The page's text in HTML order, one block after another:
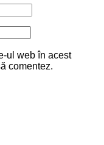
ul web în acest
comentez.